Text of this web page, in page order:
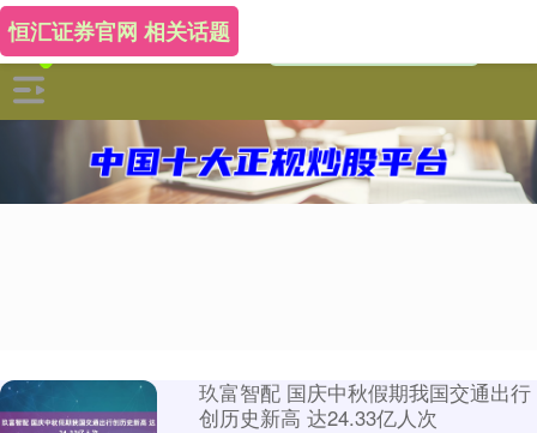
恒汇证券官网 相关话题
玖富智配 国庆中秋假期我国交通出行
创历史新高 达24.33亿人次